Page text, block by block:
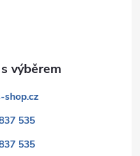
shop.cz
535
535